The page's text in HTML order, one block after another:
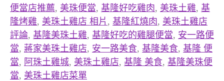
便當店推薦, 美珠便當, 基隆好吃雞肉, 美珠土雞, 基
隆烤雞, 美珠土雞店 相片 , 基隆紅燒肉, 美珠土雞店
評論, 基隆美珠土雞, 基隆好吃的雞腿便當, 安一路便
當, 蔣家美珠土雞店, 安一路美食, 基隆美食, 基隆 便
當, 阿珠土雞城, 美珠土雞店, 基隆 美食, 基隆美珠便
當, 美珠土雞店菜單